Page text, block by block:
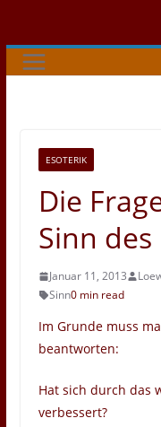
Inhalt
springen
ESOTERIK
Die
Sinn
Januar 11, 2013
Sinn0 min read
Im Grunde muss
beantworten:
Hat sich durch das
verbessert?